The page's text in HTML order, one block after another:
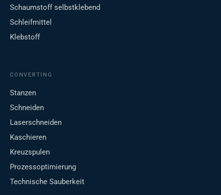
Schaumstoff selbstklebend
Schleifmittel
Klebstoff
CONVERTING
Stanzen
Schneiden
Laserschneiden
Kaschieren
Kreuzspulen
Prozessoptimierung
Technische Sauberkeit